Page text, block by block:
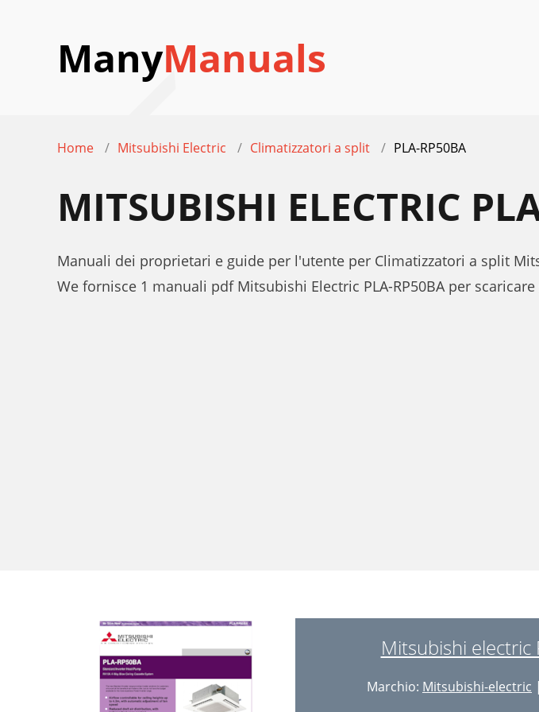
ManyManuals
Home Mitsubishi Electric Climatizzatori a split PLA-RP50BA
MITSUBISHI ELECTRIC
Manuali dei proprietari e guide per l'utente per Climatizzatori a split
We fornisce 1 manuali pdf Mitsubishi Electric PLA-RP50BA per
Mitsubishi electric
Marchio: Mitsubishi-electric